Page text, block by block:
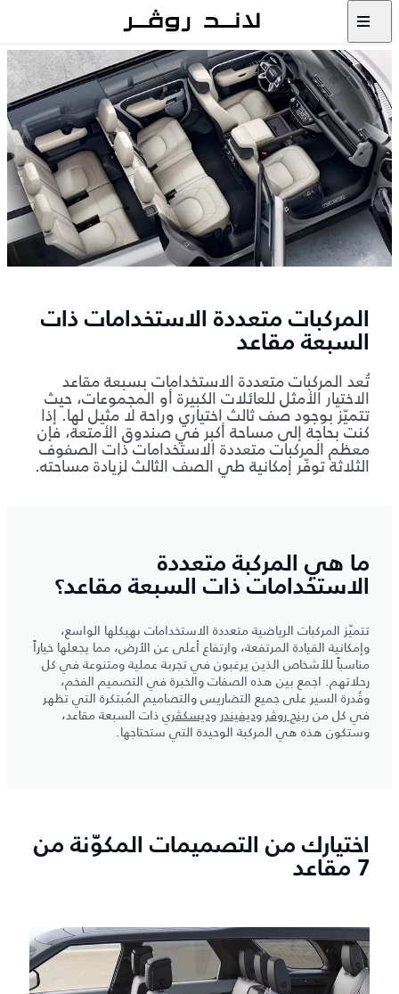
المركبات متعددة الاستخدامات ذات
السبعة مقاعد
تُعد المركبات متعددة الاستخدامات بسبعة مقاعد
الاختيار الأمثل للعائلات الكبيرة أو المجموعات، حيث
تتميّز بوجود صف ثالث اختياري وراحة لا مثيل لها. إذا
كنت بحاجة إلى مساحة أكبر في صندوق الأمتعة، فإن
معظم المركبات متعددة الاستخدامات ذات الصفوف
الثلاثة توفّر إمكانية طي الصف الثالث لزيادة مساحته.
ما هي المركبة متعددة
الاستخدامات ذات السبعة مقاعد؟
تتميّز المركبات الرياضية متعددة الاستخدامات بهيكلها الواسع،
وإمكانية القيادة المرتفعة، وارتفاع أعلى عن الأرض، مما يجعلها خياراً
مناسباً للأشخاص الذين يرغبون في تجربة عملية ومتنوعة في كل
رحلاتهم. اجمع بين هذه الصفات والخبرة في التصميم الفخم،
وقُدرة السير على جميع التضاريس والتصاميم المُبتكرة التي تظهر
في كل منرينج روڤر وديفيندر وديسكڤريذات السبعة مقاعد،
وستكون هذه هي المركبة الوحيدة التي ستحتاجها.
اختيارك من التصميمات المكوّنة من
7 مقاعد